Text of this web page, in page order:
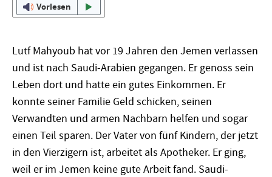
Vorlesen
Lutf Mahyoub hat vor 19 Jahren den Jemen verlassen
und ist nach Saudi-Arabien gegangen. Er genoss sein
Leben dort und hatte ein gutes Einkommen. Er
konnte seiner Familie Geld schicken, seinen
Verwandten und armen Nachbarn helfen und sogar
einen Teil sparen. Der Vater von fünf Kindern, der jetzt
in den Vierzigern ist, arbeitet als Apotheker. Er ging,
weil er im Jemen keine gute Arbeit fand. Saudi-